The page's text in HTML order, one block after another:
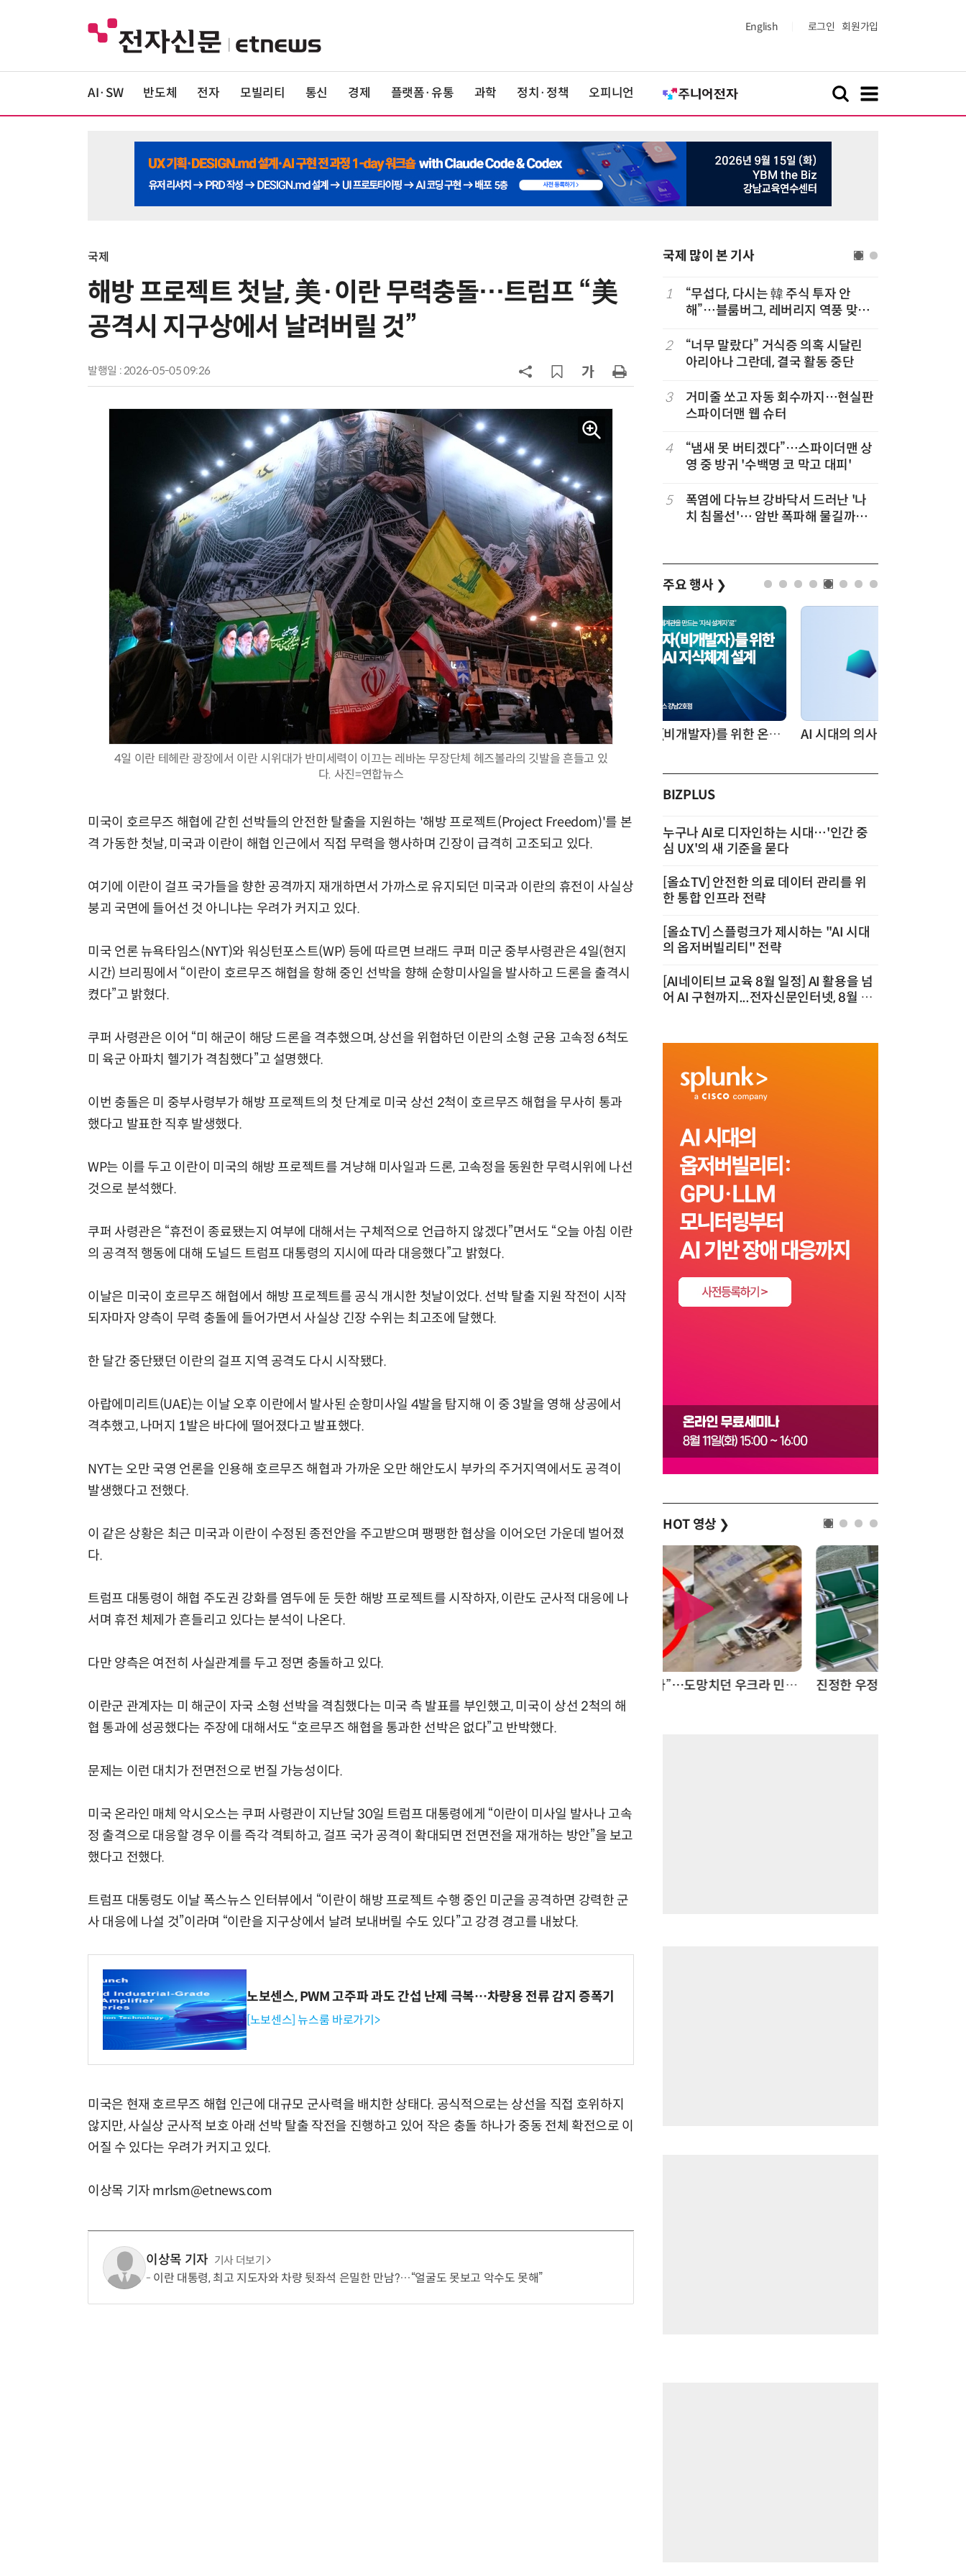
English 로그인 회원가입
AI·SW 반도체 전자 모빌리티 통신 경제 플랫폼·유통 과학 정치·정책 오피니언
국제
해방 프로젝트 첫날, 美·이란 무력충돌…트럼프 “美
공격시 지구상에서 날려버릴 것”
발행일 : 2026-05-05 09:26
4일 이란 테헤란 광장에서 이란 시위대가 반미세력이 이끄는 레바논 무장단체 헤즈볼라의 깃발을 흔들고 있
다. 사진=연합뉴스
미국이 호르무즈 해협에 갇힌 선박들의 안전한 탈출을 지원하는 '해방 프로젝트(Project Freedom)'를 본
격 가동한 첫날, 미국과 이란이 해협 인근에서 직접 무력을 행사하며 긴장이 급격히 고조되고 있다.
여기에 이란이 걸프 국가들을 향한 공격까지 재개하면서 가까스로 유지되던 미국과 이란의 휴전이 사실상
붕괴 국면에 들어선 것 아니냐는 우려가 커지고 있다.
미국 언론 뉴욕타임스(NYT)와 워싱턴포스트(WP) 등에 따르면 브래드 쿠퍼 미군 중부사령관은 4일(현지
시간) 브리핑에서 “이란이 호르무즈 해협을 항해 중인 선박을 향해 순항미사일을 발사하고 드론을 출격시
켰다”고 밝혔다.
쿠퍼 사령관은 이어 “미 해군이 해당 드론을 격추했으며, 상선을 위협하던 이란의 소형 군용 고속정 6척도
미 육군 아파치 헬기가 격침했다”고 설명했다.
이번 충돌은 미 중부사령부가 해방 프로젝트의 첫 단계로 미국 상선 2척이 호르무즈 해협을 무사히 통과
했다고 발표한 직후 발생했다.
WP는 이를 두고 이란이 미국의 해방 프로젝트를 겨냥해 미사일과 드론, 고속정을 동원한 무력시위에 나선
것으로 분석했다.
쿠퍼 사령관은 “휴전이 종료됐는지 여부에 대해서는 구체적으로 언급하지 않겠다”면서도 “오늘 아침 이란
의 공격적 행동에 대해 도널드 트럼프 대통령의 지시에 따라 대응했다”고 밝혔다.
이날은 미국이 호르무즈 해협에서 해방 프로젝트를 공식 개시한 첫날이었다. 선박 탈출 지원 작전이 시작
되자마자 양측이 무력 충돌에 들어가면서 사실상 긴장 수위는 최고조에 달했다.
한 달간 중단됐던 이란의 걸프 지역 공격도 다시 시작됐다.
아랍에미리트(UAE)는 이날 오후 이란에서 발사된 순항미사일 4발을 탐지해 이 중 3발을 영해 상공에서
격추했고, 나머지 1발은 바다에 떨어졌다고 발표했다.
NYT는 오만 국영 언론을 인용해 호르무즈 해협과 가까운 오만 해안도시 부카의 주거지역에서도 공격이
발생했다고 전했다.
이 같은 상황은 최근 미국과 이란이 수정된 종전안을 주고받으며 팽팽한 협상을 이어오던 가운데 벌어졌
다.
트럼프 대통령이 해협 주도권 강화를 염두에 둔 듯한 해방 프로젝트를 시작하자, 이란도 군사적 대응에 나
서며 휴전 체제가 흔들리고 있다는 분석이 나온다.
다만 양측은 여전히 사실관계를 두고 정면 충돌하고 있다.
이란군 관계자는 미 해군이 자국 소형 선박을 격침했다는 미국 측 발표를 부인했고, 미국이 상선 2척의 해
협 통과에 성공했다는 주장에 대해서도 “호르무즈 해협을 통과한 선박은 없다”고 반박했다.
문제는 이런 대치가 전면전으로 번질 가능성이다.
미국 온라인 매체 악시오스는 쿠퍼 사령관이 지난달 30일 트럼프 대통령에게 “이란이 미사일 발사나 고속
정 출격으로 대응할 경우 이를 즉각 격퇴하고, 걸프 국가 공격이 확대되면 전면전을 재개하는 방안”을 보고
했다고 전했다.
트럼프 대통령도 이날 폭스뉴스 인터뷰에서 “이란이 해방 프로젝트 수행 중인 미군을 공격하면 강력한 군
사 대응에 나설 것”이라며 “이란을 지구상에서 날려 보내버릴 수도 있다”고 강경 경고를 내놨다.
노보센스, PWM 고주파 과도 간섭 난제 극복…차량용 전류 감지 증폭기
[노보센스] 뉴스룸 바로가기>
미국은 현재 호르무즈 해협 인근에 대규모 군사력을 배치한 상태다. 공식적으로는 상선을 직접 호위하지
않지만, 사실상 군사적 보호 아래 선박 탈출 작전을 진행하고 있어 작은 충돌 하나가 중동 전체 확전으로 이
어질 수 있다는 우려가 커지고 있다.
이상목 기자 mrlsm@etnews.com
이상목 기자 기사 더보기
이란 대통령, 최고 지도자와 차량 뒷좌석 은밀한 만남?…“얼굴도 못보고 악수도 못해”
국제 많이 본 기사
6
“시간당 4만원”…휴머노이드가 집
1위… 중국 모델 강세 지속
(OpenRouter 주간 AI 모델 사용량
엔비디아, HBM 독주 흔들”
9
19세 공주도 입대…덴마크, 국방력
강화 속 군 복무 시작
10 日서 벤틀리 몰다 사고낸 유명 한국
인 인플루언서 체포… 7대 연쇄추돌
후 도망가
1
“무섭다, 다시는 韓 주식 투자 안
해”…블룸버그, 레버리지 역풍 맞은
2
“너무 말랐다” 거식증 의혹 시달린
아리아나 그란데, 결국 활동 중단
3
거미줄 쏘고 자동 회수까지…현실판
스파이더맨 웹 슈터
4
“냄새 못 버티겠다”…스파이더맨 상
영 중 방귀 '수백명 코 막고 대피'
5
폭염에 다뉴브 강바닥서 드러난 '나
치 침몰선'… 암반 폭파해 물길까지
주요 행사 ❯
체계화 된 데이터가 곧 AI 시대의 경쟁력이다 현업에서 바로 쓰는 "하네스 엔지니어링" 실습 교육 AI 시대의 의사결정을 바꾸는 수리최적화(Optimization): 실제 산업 적용 사례와 활용 전략
BIZPLUS
누구나 AI로 디자인하는 시대…'인간 중
심 UX'의 새 기준을 묻다
[올쇼TV] 안전한 의료 데이터 관리를 위
한 통합 인프라 전략
[올쇼TV] 스플렁크가 제시하는 "AI 시대
의 옵저버빌리티" 전략
[AI네이티브 교육 8월 일정] AI 활용을 넘
어 AI 구현까지...전자신문인터넷, 8월 실
HOT 영상 ❯
진정한 우정?…친구 구하려다 둘 다 의자 틈에 목이 낀 순간